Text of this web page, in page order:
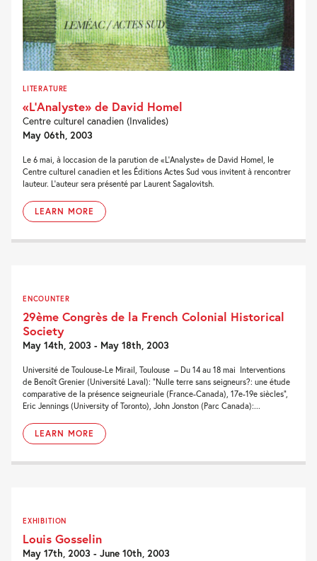
LITERATURE
«L’Analyste» de David Homel
Centre culturel canadien (Invalides)
May 06th, 2003
Le 6 mai, à loccasion de la parution de «L'Analyste» de David Homel, le
Centre culturel canadien et les Éditions Actes Sud vous invitent à rencontrer
lauteur. L'auteur sera présenté par Laurent Sagalovitsh.
LEARN MORE
ENCOUNTER
29ème Congrès de la French Colonial Historical
Society
May 14th, 2003 - May 18th, 2003
Université de Toulouse-Le Mirail, Toulouse – Du 14 au 18 mai Interventions
de Benoît Grenier (Université Laval): “Nulle terre sans seigneurs?: une étude
comparative de la présence seigneuriale (France-Canada), 17e-19e siècles”,
Eric Jennings (University of Toronto), John Jonston (Parc Canada):...
LEARN MORE
EXHIBITION
Louis Gosselin
May 17th, 2003 - June 10th, 2003